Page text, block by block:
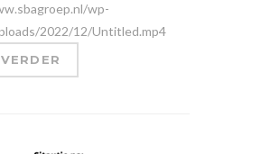
wp-
2022/12/Untitled.mp4